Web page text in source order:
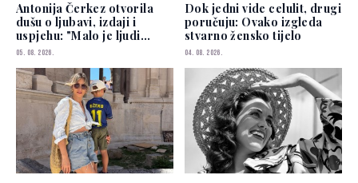
Antonija Čerkez otvorila
dušu o ljubavi, izdaji i
uspjehu: "Malo je ljudi
kojima možete vjerovati"
05. 08. 2026.
Dok jedni vide celulit, drugi
poručuju: Ovako izgleda
stvarno žensko tijelo
04. 08. 2026.